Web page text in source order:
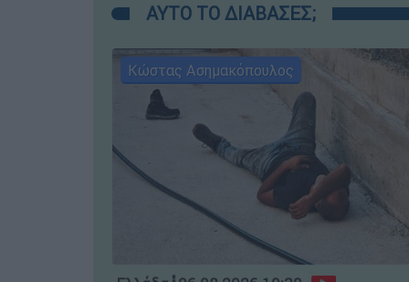
ΑΥΤΟ ΤΟ ΔΙΑΒΑΣΕΣ;
Κώστας Ασημακόπουλος